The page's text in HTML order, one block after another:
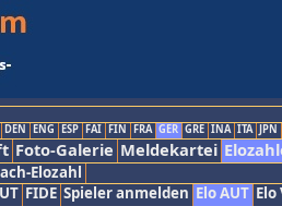
DEN ENG ESP FAI FIN FRA GER GRE INA ITA JPN
Foto-Galerie Meldekartei
Elozahl
FIDE Spieler anmelden Elo AUT